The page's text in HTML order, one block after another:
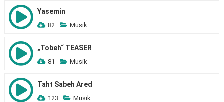
Yasemin
82 Musik
„Tobeh“ TEASER
81 Musik
Taht Sabeh Ared
123 Musik